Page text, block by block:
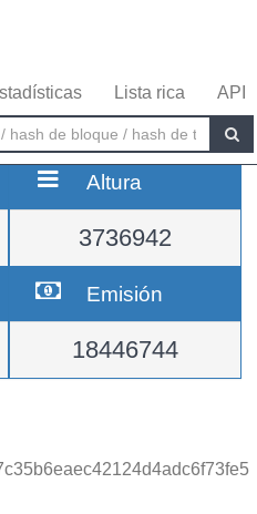
Lista rica API
Altura
3736942
Emisión
18446744